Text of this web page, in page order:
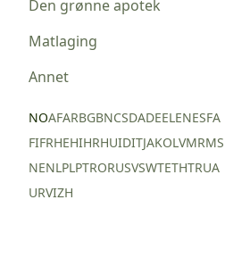
Den grønne apotek
Matlaging
Annet
NOAFARBGBNCSDADEELENESFA
FIFRHEHIHRHUIDITJAKOLVMRMS
NENLPLPTRORUSVSWTETHTRUA
URVIZH